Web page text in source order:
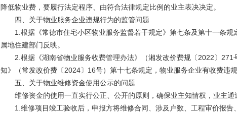
降低物业费，要履行法定程序、由符合法律规定比例的业主表决决定。
四、关于物业服务企业违规行为的监管问题
1.根据《常德市住宅小区物业服务监督若干规定》第七条及第十一条
属地住建部门反映。
2.根据《湖南省物业服务收费管理办法》（湘发改价费规〔2022〕
知》（常发改价费〔2024〕16号）第十七条规定，物业服务企业有收费违
五、关于物业维修资金使用公示的问题
维修资金的使用一直实行公正、公开的原则，确保业主知情权，业主
1.维修项目竣工验收后，申报方将维修合同、涉及户数、工程审价报